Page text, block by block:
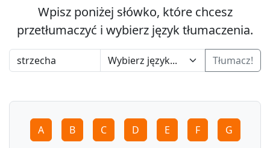
Wpisz poniżej słówko, które chcesz
przetłumaczyć i wybierz język tłumaczenia.
Tłumacz!
A B C D E F G